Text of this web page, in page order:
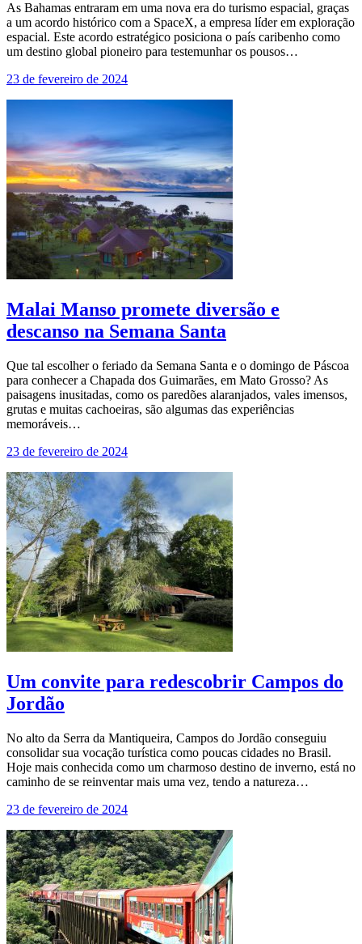
As Bahamas entraram em uma nova era do turismo espacial, graças
a um acordo histórico com a SpaceX, a empresa líder em exploração
espacial. Este acordo estratégico posiciona o país caribenho como
um destino global pioneiro para testemunhar os pousos…
23 de fevereiro de 2024
Malai Manso promete diversão e
descanso na Semana Santa
Que tal escolher o feriado da Semana Santa e o domingo de Páscoa
para conhecer a Chapada dos Guimarães, em Mato Grosso? As
paisagens inusitadas, como os paredões alaranjados, vales imensos,
grutas e muitas cachoeiras, são algumas das experiências
memoráveis…
23 de fevereiro de 2024
Um convite para redescobrir Campos do
Jordão
No alto da Serra da Mantiqueira, Campos do Jordão conseguiu
consolidar sua vocação turística como poucas cidades no Brasil.
Hoje mais conhecida como um charmoso destino de inverno, está no
caminho de se reinventar mais uma vez, tendo a natureza…
23 de fevereiro de 2024